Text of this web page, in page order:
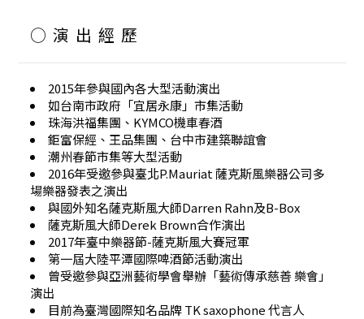
○演出經歷
2015年參與國內各大型活動演出
如台南市政府「宜居永康」市集活動
珠海洪福集團、KYMCO機車春酒
鉅富保經、王品集團、台中市建築聯誼會
潮州春節市集等大型活動
2016年受邀參與臺北P.Mauriat 薩克斯風樂器公司多
場樂器發表之演出
與國外知名薩克斯風大師Darren Rahn及B-Box
薩克斯風大師Derek Brown合作演出
2017年臺中樂器節-薩克斯風大賽冠軍
第一屆大陸平潭國際啤酒節活動演出
曾受邀參與亞洲藝術學會舉辦「藝術傳承慈善 樂會」
演出
目前為臺灣國際知名品牌 TK saxophone 代言人